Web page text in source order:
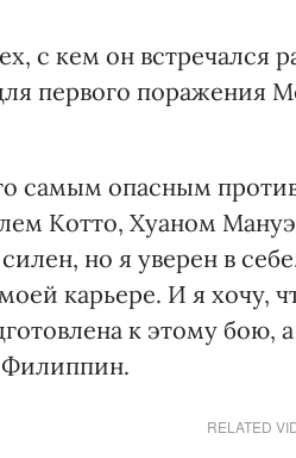
с кем он встречался
первого поражения
самым опасным
Котто, Хуаном
но я уверен в
карьере. И я хочу,
к этому
Филиппин.
RELATED